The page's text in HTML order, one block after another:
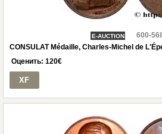
E-AUCTION
600-
CONSULAT Médaille, Charles-Michel de
Оценить: 120€
XF